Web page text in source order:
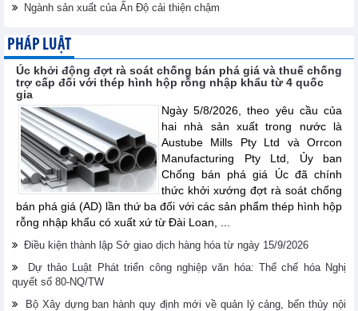
Ngành sản xuất của Ấn Độ cải thiện chậm
PHÁP LUẬT
Úc khởi động đợt rà soát chống bán phá giá và thuế chống
trợ cấp đối với thép hình hộp rỗng nhập khẩu từ 4 quốc
gia
Ngày 5/8/2026, theo yêu cầu của
hai nhà sản xuất trong nước là
Austube Mills Pty Ltd và Orrcon
Manufacturing Pty Ltd, Ủy ban
Chống bán phá giá Úc đã chính
thức khởi xướng đợt rà soát chống
bán phá giá (AD) lần thứ ba đối với các sản phẩm thép hình hộp
rỗng nhập khẩu có xuất xứ từ Đài Loan, ...
Điều kiện thành lập Sở giao dịch hàng hóa từ ngày 15/9/2026
Dự thảo Luật Phát triển công nghiệp văn hóa: Thể chế hóa Nghị
quyết số 80-NQ/TW
Bộ Xây dựng ban hành quy định mới về quản lý cảng, bến thủy nội